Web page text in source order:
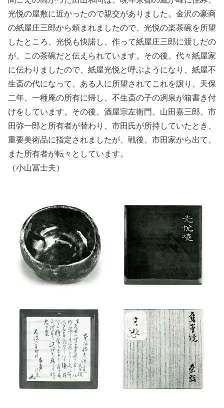
光悦の屋敷に近かったので親交がありました。金沢の豪商
の紙屋庄三郎から頼まれましたので、光悦の楽茶碗を所望
したところ、光悦も快諾し、作って紙屋庄三郎に渡しだの
が、この茶碗だと伝えられています。その後、代々紙屋家
に伝わりましたので、紙屋光悦と呼ぶようになり、紙屋不
生斎の代になって、ある人に所望されてこれを譲り、天保
二年、一種庵の所有に帰し、不生斎の子の冽泉が箱書き付
けをしています。その後、酒屋宗左衛門、山田嘉三郎、市
田弥一郎と所有者が替わり、市田氏が所持していたとき、
重要美術品に指定されましたが、戦後、市田家から出て、
また所有者が転々としています。
（小山冨士夫）